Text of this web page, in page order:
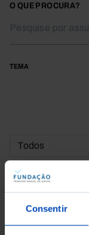
Consentir
O QUE PROCURA?
TEMA
DATA DE INÍCIO
DATA DE FIM